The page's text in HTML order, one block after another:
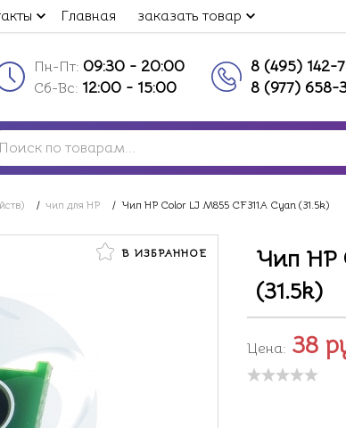
Главная заказать товар
Пн-Пт: 09:30 - 20:00
Сб-Вс: 12:00 - 15:00
8 (495) 142-
8 (977)
/ чип для HP / Чип HP Color LJ M855 CF311A Сyan (31.5k)
В ИЗБРАННОЕ
Чип HP
(31.5k)
Цена: 38